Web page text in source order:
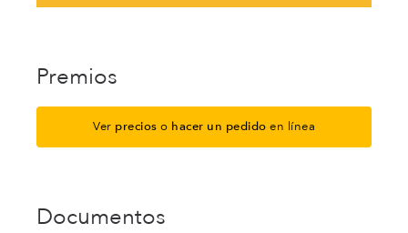
Premios
Ver precios o hacer un pedido en línea
Documentos